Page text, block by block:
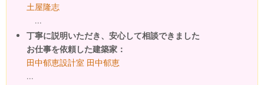
土屋隆志
...
丁寧に説明いただき、安心して相談できました
お仕事を依頼した建築家：
田中郁恵設計室 田中郁恵
...